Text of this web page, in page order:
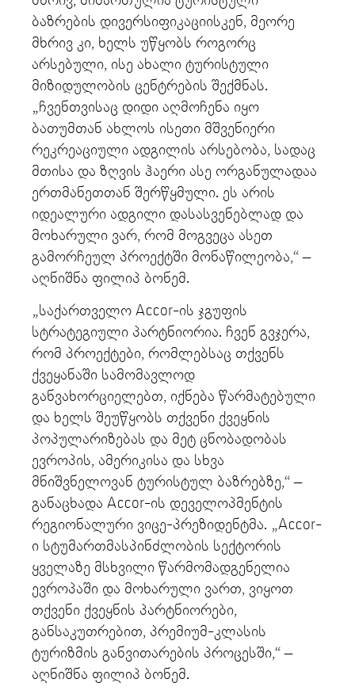
ბაზრების დივერსიფიკაციისკენ, მეორე
მხრივ კი, ხელს უწყობს როგორც
არსებული, ისე ახალი ტურისტული
მიზიდულობის ცენტრების შექმნას.
„ჩვენთვისაც დიდი აღმოჩენა იყო
ბათუმთან ახლოს ისეთი მშვენიერი
რეკრეაციული ადგილის არსებობა, სადაც
მთისა და ზღვის ჰაერი ასე ორგანულადაა
ერთმანეთთან შერწყმული. ეს არის
იდეალური ადგილი დასასვენებლად და
მოხარული ვარ, რომ მოგვეცა ასეთ
გამორჩეულ პროექტში მონაწილეობა,“ –
აღნიშნა ფილიპ ბონემ.
„საქართველო Accor-ის ჯგუფის
სტრატეგიული პარტნიორია. ჩვენ გვჯერა,
რომ პროექტები, რომლებსაც თქვენს
ქვეყანაში სამომავლოდ
განვახორციელებთ, იქნება წარმატებული
და ხელს შეუწყობს თქვენი ქვეყნის
პოპულარიზებას და მეტ ცნობადობას
ევროპის, ამერიკისა და სხვა
მნიშვნელოვან ტურისტულ ბაზრებზე,“ –
განაცხადა Accor-ის დეველოპმენტის
რეგიონალური ვიცე-პრეზიდენტმა. „Accor-
ი სტუმართმასპინძლობის სექტორის
ყველაზე მსხვილი წარმომადგენელია
ევროპაში და მოხარული ვართ, ვიყოთ
თქვენი ქვეყნის პარტნიორები,
განსაკუთრებით, პრემიუმ-კლასის
ტურიზმის განვითარების პროცესში,“ –
აღნიშნა ფილიპ ბონემ.